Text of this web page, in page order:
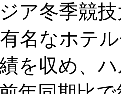
ア冬季競
名なホテ
を収め、